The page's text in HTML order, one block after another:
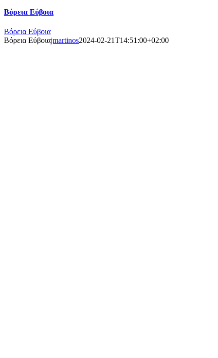
Βόρεια Εύβοια
Βόρεια Εύβοια
Βόρεια Εύβοιαjmartinos2024-02-21T14:51:00+02:00